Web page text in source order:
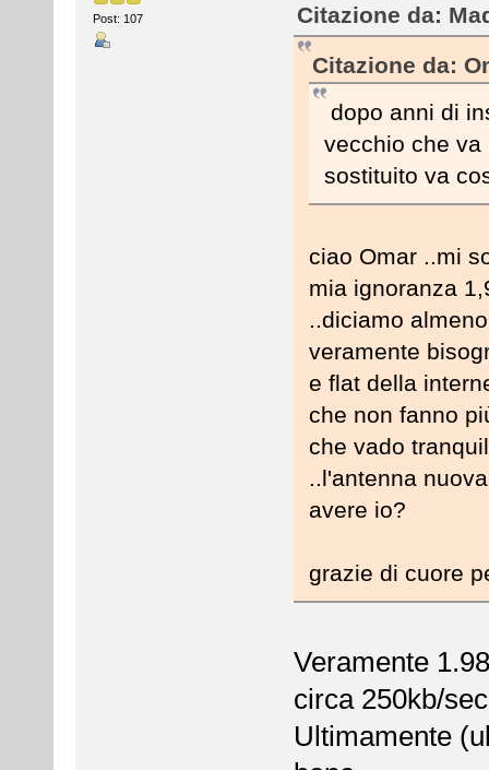
Post: 107
Citazione da:
Citazione da:
dopo anni di
vecchio che va
sostituito va
ciao Omar ..mi
mia ignoranza
..diciamo
veramente
e flat della
che non fanno
che vado
..l'antenna
avere io?
grazie di cuore
Veramente
circa 250kb/
Ultimamente